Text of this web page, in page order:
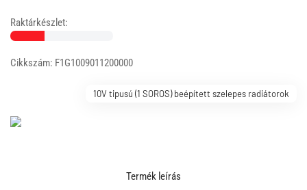
Raktárkészlet:
Cikkszám: F1G1009011200000
10V tipusú (1 SOROS) beépített szelepes radiátorok
Termék leírás